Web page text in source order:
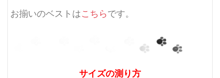
お揃いのベストはこちらです。
サイズの測り方